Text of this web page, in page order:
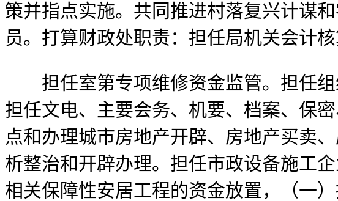
策并指点实施。共同推进村落复兴计谋
员。打算财政处职责：担任局机关会计核
担任室第专项维修资金监管。担任组
担任文电、主要会务、机要、档案、保
点和办理城市房地产开辟、房地产买卖
析整治和开辟办理。担任市政设备施工
相关保障性安居工程的资金放置，（一